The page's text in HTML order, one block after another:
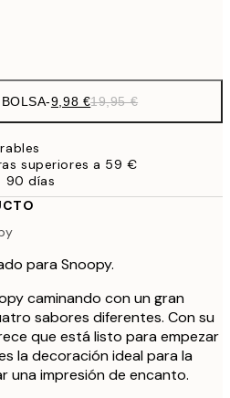
-9,98 €19,95 €
superiores a 59 €
90 días
para Snoopy.
caminando con un gran
sabores diferentes. Con su
que está listo para empezar
la decoración ideal para la
una impresión de encanto.